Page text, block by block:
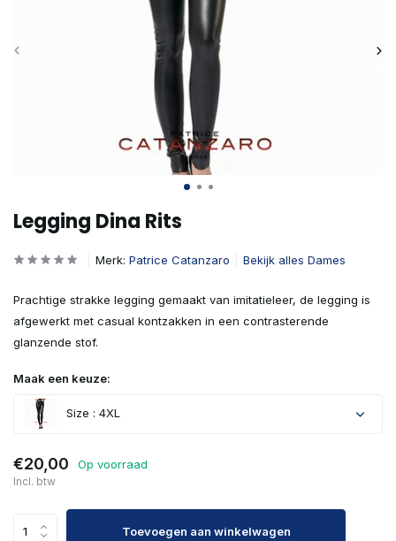
Legging Dina Rits
Merk: Patrice Catanzaro Bekijk alles Dames
Prachtige strakke legging gemaakt van imitatieleer, de legging is
afgewerkt met casual kontzakken in een contrasterende
glanzende stof.
Maak een keuze:
Size : 4XL
€20,00 Op voorraad
Incl. btw
Toevoegen aan winkelwagen